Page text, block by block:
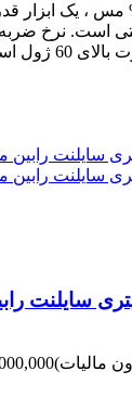
و سیم پیچ ۱۰۰% مس ، یک
مجهز به...
مالیات)22,000,000